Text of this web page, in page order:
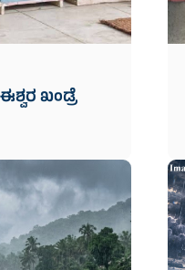
ಖಂಡ್ರೆ